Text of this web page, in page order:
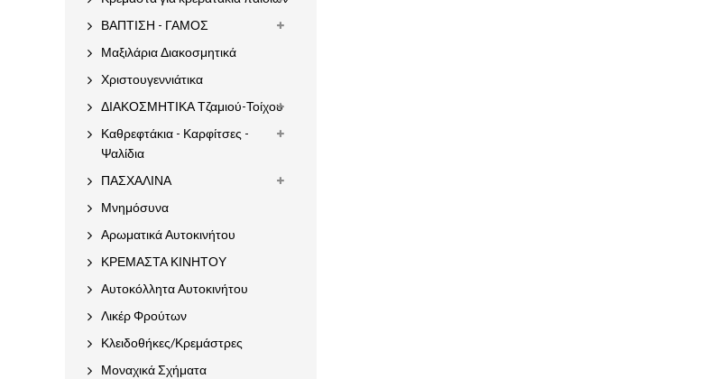
ΒΑΠΤΙΣΗ - ΓΑΜΟΣ
Μαξιλάρια Διακοσμητικά
Χριστουγεννιάτικα
ΔΙΑΚΟΣΜΗΤΙΚΑ Τζαμιού-Τοίχου
Καθρεφτάκια - Καρφίτσες -
Ψαλίδια
ΠΑΣΧΑΛΙΝΑ
Μνημόσυνα
Αρωματικά Αυτοκινήτου
ΚΡΕΜΑΣΤΑ ΚΙΝΗΤΟΥ
Αυτοκόλλητα Αυτοκινήτου
Λικέρ Φρούτων
Κλειδοθήκες/Κρεμάστρες
Μοναχικά Σχήματα